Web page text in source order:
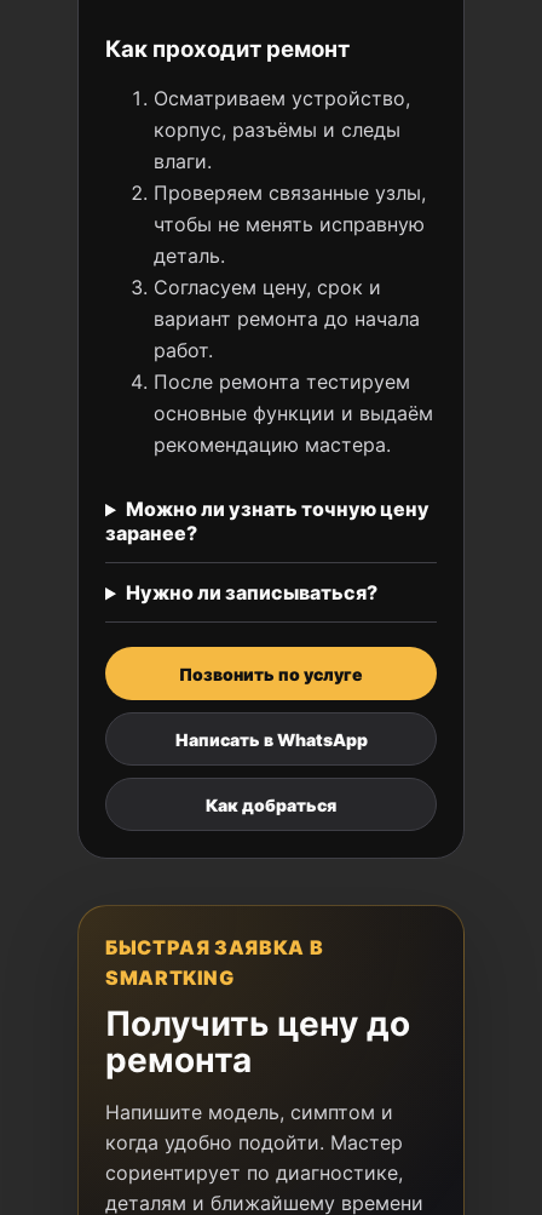
Как проходит ремонт
Осматриваем устройство,
корпус, разъёмы и следы
влаги.
Проверяем связанные узлы,
чтобы не менять исправную
деталь.
Согласуем цену, срок и
вариант ремонта до начала
работ.
После ремонта тестируем
основные функции и выдаём
рекомендацию мастера.
Можно ли узнать точную цену
заранее?
Нужно ли записываться?
Позвонить по услуге
Написать в WhatsApp
Как добраться
БЫСТРАЯ ЗАЯВКА В
SMARTKING
Получить цену до
ремонта
Напишите модель, симптом и
когда удобно подойти. Мастер
сориентирует по диагностике,
деталям и ближайшему времени